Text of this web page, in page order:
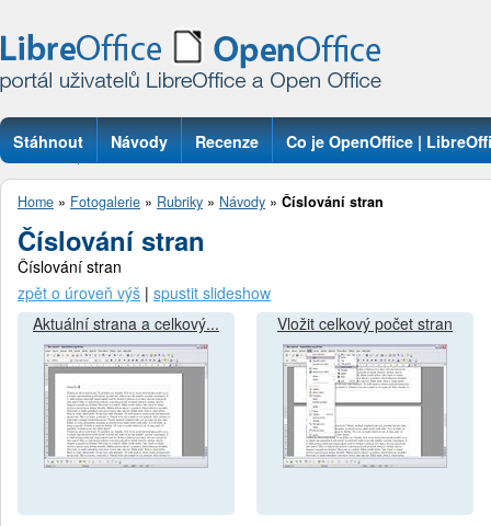
Stáhnout Návody Recenze Co je OpenOffice |
Otázky
Home » Fotogalerie » Rubriky » Návody » Číslování stran
Číslování stran
Číslování stran
zpět o úroveň výš | spustit slideshow
Aktuální strana a celkový...
Vložit celkový počet stran